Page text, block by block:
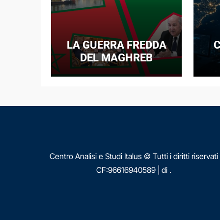
LA GUERRA FREDDA
DEL MAGHREB
Centro Analisi e Studi Italus © Tutti i diritti riservati
CF:96616940589 di .